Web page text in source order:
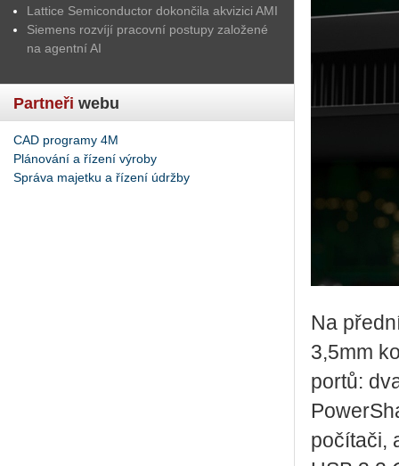
Lattice Semiconductor dokončila akvizici AMI
Siemens rozvíjí pracovní postupy založené
na agentní AI
Partneři webu
CAD programy 4M
Plánování a řízení výroby
Správa majetku a řízení údržby
Na
3,5mm
portů:
po­čí­ta­či,